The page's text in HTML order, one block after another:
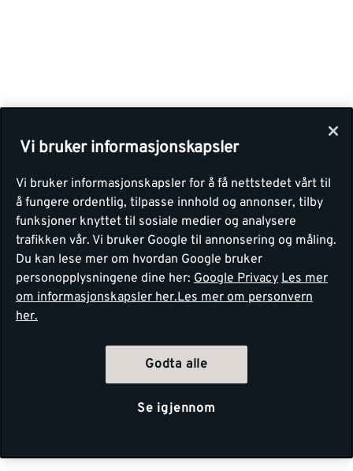
Vi bruker informasjonskapsler
Vi bruker informasjonskapsler for å få nettstedet vårt til
å fungere ordentlig, tilpasse innhold og annonser, tilby
funksjoner knyttet til sosiale medier og analysere
trafikken vår. Vi bruker Google til annonsering og måling.
Du kan lese mer om hvordan Google bruker
personopplysningene dine her: Google Privacy Les mer
om informasjonskapsler her.Les mer om personvern
her.
Godta alle
Se igjennom